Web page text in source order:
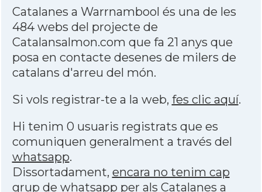
Catalanes a Warrnambool és una de les
484 webs del projecte de
Catalansalmon.com que fa 21 anys que
posa en contacte desenes de milers de
catalans d'arreu del món.
Si vols registrar-te a la web, fes clic aquí.
Hi tenim 0 usuaris registrats que es
comuniquen generalment a través del
whatsapp.
Dissortadament, encara no tenim cap
grup de whatsapp per als Catalanes a